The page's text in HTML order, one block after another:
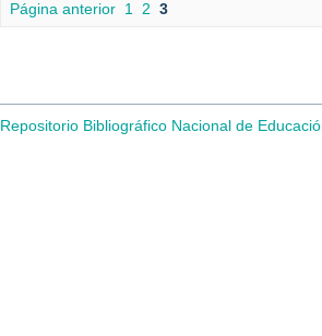
Página anterior 1 2 3
Repositorio Bibliográfico Nacional de